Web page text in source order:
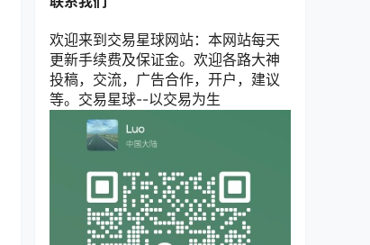
欢迎来到交易星球网站：本网站每天
更新手续费及保证金。欢迎各路大神
投稿，交流，广告合作，开户，建议
等。交易星球--以交易为生